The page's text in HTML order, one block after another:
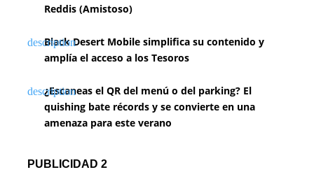
Reddis (Amistoso)
Black Desert Mobile simplifica su contenido y
amplía el acceso a los Tesoros
¿Escaneas el QR del menú o del parking? El
quishing bate récords y se convierte en una
amenaza para este verano
PUBLICIDAD 2